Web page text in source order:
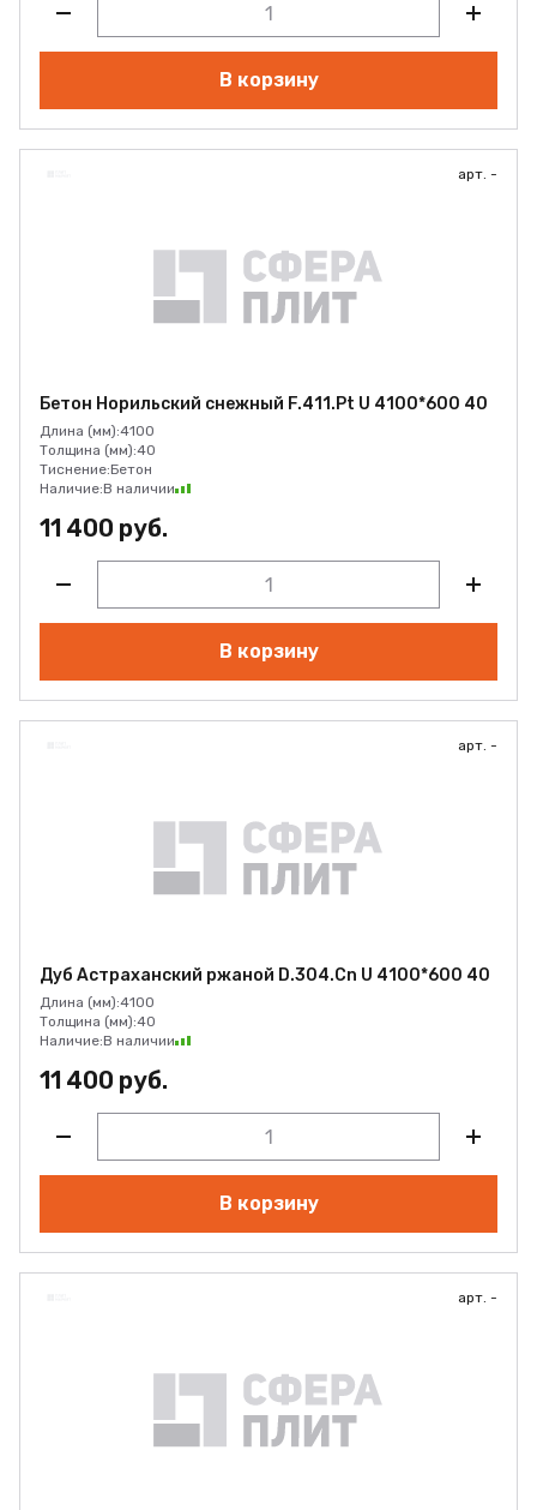
В корзину
арт. -
Бетон Норильский снежный F.411.Pt U 4100*600 40
Длина (мм):4100
Толщина (мм):40
Тиснение:Бетон
Наличие:В наличии
11 400 руб.
В корзину
арт. -
Дуб Астраханский ржаной D.304.Cn U 4100*600 40
Длина (мм):4100
Толщина (мм):40
Наличие:В наличии
11 400 руб.
В корзину
арт. -